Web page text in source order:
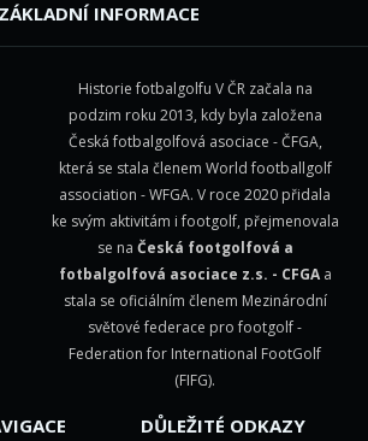
ZÁKLADNÍ INFORMACE
Historie fotbalgolfu V ČR začala na
podzim roku 2013, kdy byla založena
Česká fotbalgolfová asociace - ČFGA,
která se stala členem World footballgolf
association - WFGA. V roce 2020 přidala
ke svým aktivitám i footgolf, přejmenovala
se na Česká footgolfová a
fotbalgolfová asociace z.s. - CFGAa
stala se oficiálním členem Mezinárodní
světové federace pro footgolf -
Federation for International FootGolf
(FIFG).
DŮLEŽITÉ ODKAZY